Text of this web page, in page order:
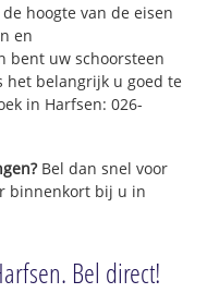
hoogte van de eisen
en
bent uw schoorsteen
het belangrijk u goed te
in Harfsen: 026-
Bel dan snel voor
binnenkort bij u in
Bel direct!